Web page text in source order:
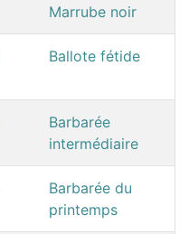
Marrube noir
Ballote fétide
Barbarée
intermédiaire
Barbarée du
printemps